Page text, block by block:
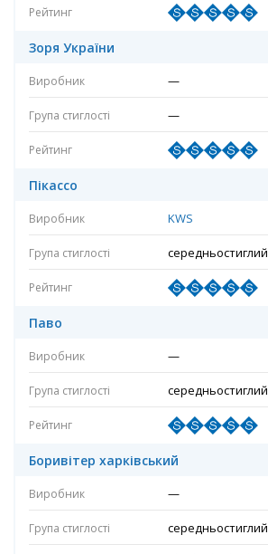
Зоря України
—
—
Пікассо
KWS
середньостиглий
Паво
—
середньостиглий
Боривітер харківський
—
середньостиглий